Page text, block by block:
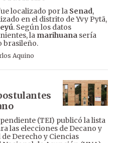
localizado por la Senad,
en el distrito de Yvy Pytã,
. Según los datos
la marihuana sería
brasileño.
Aquino
(TEI) publicó la lista
las elecciones de Decano y
Derecho y Ciencias